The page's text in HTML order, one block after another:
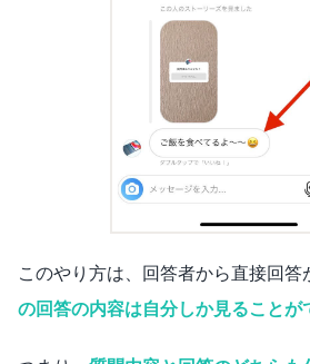
このやり方は、回答者から直接回答
の回答の内容は自分しか見ることが